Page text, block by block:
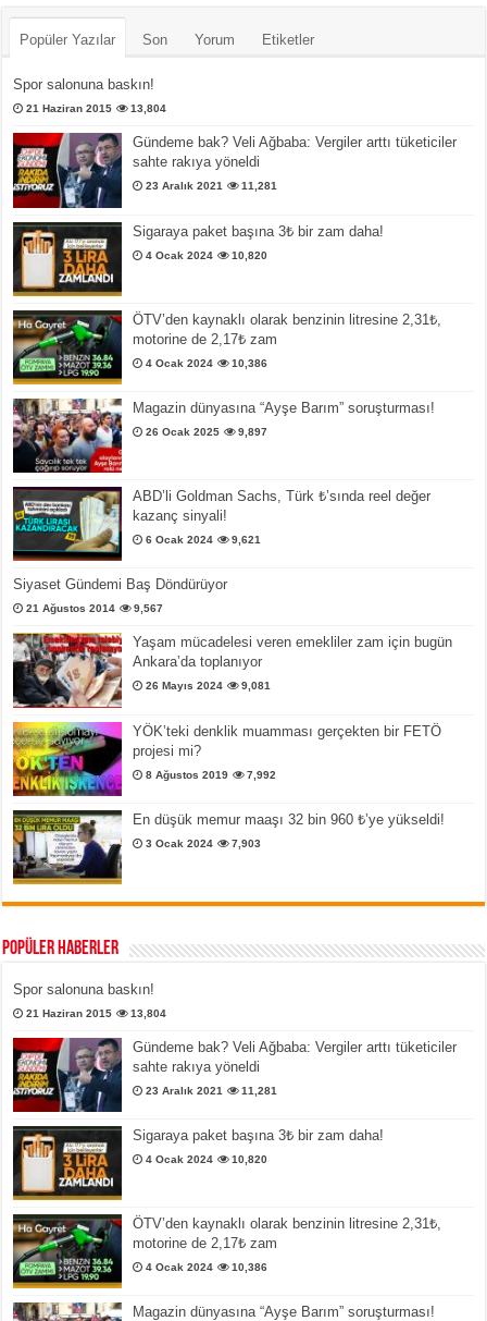
Popüler Yazılar Son Yorum Etiketler
Spor salonuna baskın!
21 Haziran 2015 13,804
Gündeme bak? Veli Ağbaba: Vergiler arttı tüketiciler
sahte rakıya yöneldi
23 Aralık 2021 11,281
Sigaraya paket başına 3₺ bir zam daha!
4 Ocak 2024 10,820
ÖTV’den kaynaklı olarak benzinin litresine 2,31₺,
motorine de 2,17₺ zam
4 Ocak 2024 10,386
Magazin dünyasına “Ayşe Barım” soruşturması!
26 Ocak 2025 9,897
ABD’li Goldman Sachs, Türk ₺’sında reel değer
kazanç sinyali!
6 Ocak 2024 9,621
Siyaset Gündemi Baş Döndürüyor
21 Ağustos 2014 9,567
Yaşam mücadelesi veren emekliler zam için bugün
Ankara’da toplanıyor
26 Mayıs 2024 9,081
YÖK’teki denklik muamması gerçekten bir FETÖ
projesi mi?
8 Ağustos 2019 7,992
En düşük memur maaşı 32 bin 960 ₺’ye yükseldi!
3 Ocak 2024 7,903
Popüler Haberler
Spor salonuna baskın!
21 Haziran 2015 13,804
Gündeme bak? Veli Ağbaba: Vergiler arttı tüketiciler
sahte rakıya yöneldi
23 Aralık 2021 11,281
Sigaraya paket başına 3₺ bir zam daha!
4 Ocak 2024 10,820
ÖTV’den kaynaklı olarak benzinin litresine 2,31₺,
motorine de 2,17₺ zam
4 Ocak 2024 10,386
Magazin dünyasına “Ayşe Barım” soruşturması!